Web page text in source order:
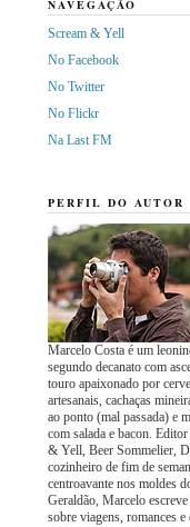
NAVEGAÇÃO
Scream & Yell
No Facebook
No Twitter
No Flickr
Na Last FM
PERFIL DO AUTOR
Marcelo Costa é um
segundo decanato com
touro apaixonado por
artesanais, cachaças
ao ponto (mal passada) e
com salada e bacon.
& Yell, Beer Sommelier,
cozinheiro de fim de
centroavante nos moldes
Geraldão, Marcelo escreve
sobre viagens, romances